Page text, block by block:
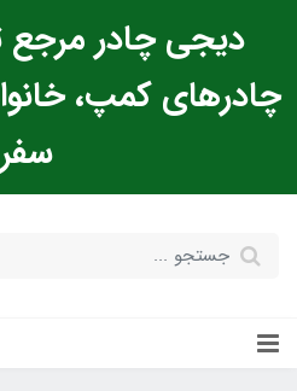
دیجی چادر
چادرهای کمپ،
سفر